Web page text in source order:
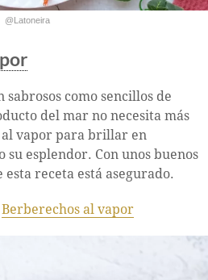
@Latoneira
sabrosos como sencillos de
del mar no necesita más
al vapor para brillar en
su esplendor. Con unos buenos
receta está asegurado.
Berberechos al vapor